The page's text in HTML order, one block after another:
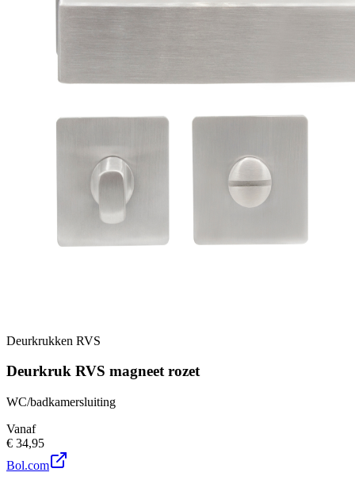
Deurkrukken RVS
Deurkruk RVS magneet rozet
WC/badkamersluiting
Vanaf
€ 34,95
Bol.com